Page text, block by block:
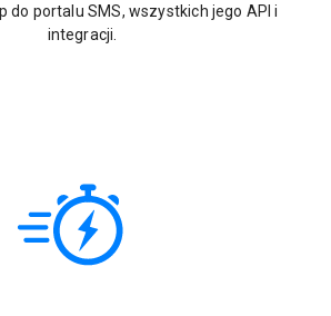
do portalu SMS, wszystkich jego API i
integracji.